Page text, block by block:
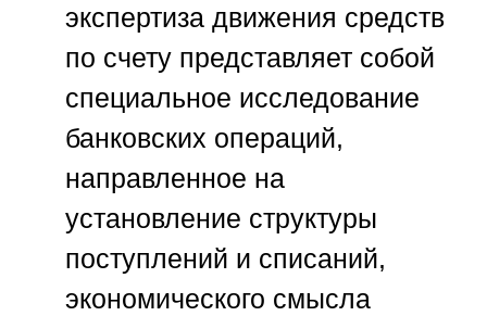
экспертиза движения средств
по счету представляет собой
специальное исследование
банковских операций,
направленное на
установление структуры
поступлений и списаний,
экономического смысла